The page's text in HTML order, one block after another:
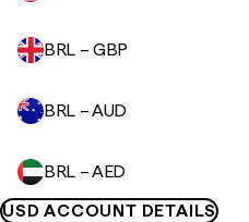
BRL – GBP
BRL – AUD
BRL – AED
USD ACCOUNT DETAILS